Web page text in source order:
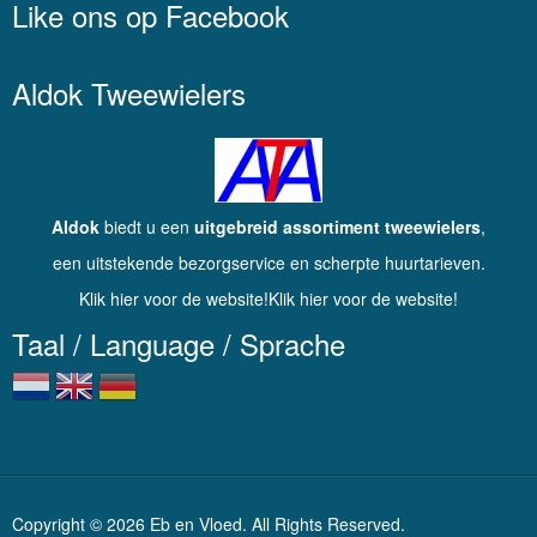
Like ons op Facebook
Aldok Tweewielers
Aldok biedt u een uitgebreid assortiment tweewielers,
een uitstekende bezorgservice en scherpte huurtarieven.
Klik hier voor de website!Klik hier voor de website!
Taal / Language / Sprache
Copyright © 2026 Eb en Vloed. All Rights Reserved.